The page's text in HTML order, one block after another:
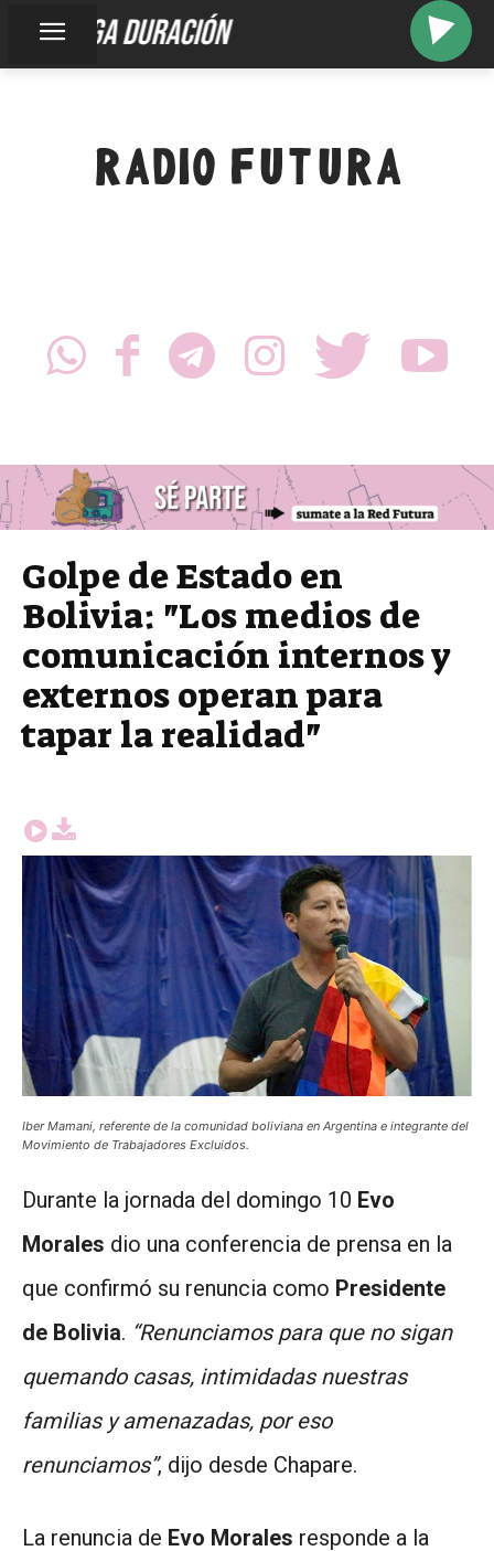
larga duración
RADIO FUTURA
Golpe de Estado en
Bolivia: "Los medios de
comunicación internos y
externos operan para
tapar la realidad"
Iber Mamani, referente de la comunidad boliviana en Argentina e integrante del
Movimiento de Trabajadores Excluidos.
Durante la jornada del domingo 10 Evo
Morales dio una conferencia de prensa en la
que confirmó su renuncia como Presidente
de Bolivia. “Renunciamos para que no sigan
quemando casas, intimidadas nuestras
familias y amenazadas, por eso
renunciamos”, dijo desde Chapare.
La renuncia de Evo Morales responde a la